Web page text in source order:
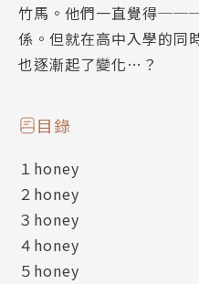
竹馬。他們一直覺得
係。但就在高中入學的同
也逐漸起了變化…？
目錄
１honey
２honey
３honey
４honey
５honey